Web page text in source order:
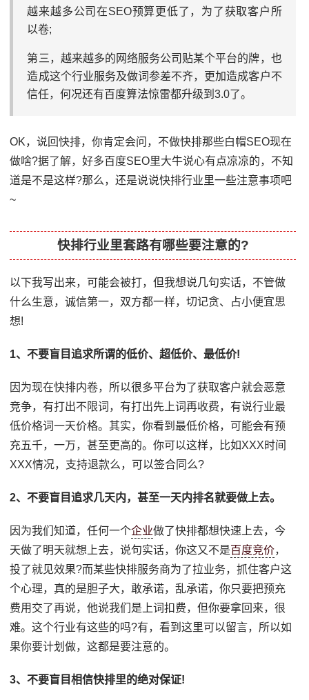
越来越多公司在SEO预算更低了，为了获取客户所
以卷;
第三，越来越多的网络服务公司贴某个平台的牌，也
造成这个行业服务及做词参差不齐，更加造成客户不
信任，何况还有百度算法惊雷都升级到3.0了。
OK，说回快排，你肯定会问，不做快排那些白帽SEO现在
做啥?据了解，好多百度SEO里大牛说心有点凉凉的，不知
道是不是这样?那么，还是说说快排行业里一些注意事项吧
~
快排行业里套路有哪些要注意的?
以下我写出来，可能会被打，但我想说几句实话，不管做
什么生意，诚信第一，双方都一样，切记贪、占小便宜思
想!
1、不要盲目追求所谓的低价、超低价、最低价!
因为现在快排内卷，所以很多平台为了获取客户就会恶意
竞争，有打出不限词，有打出先上词再收费，有说行业最
低价格词一天价格。其实，你看到最低价格，可能会有预
充五千，一万，甚至更高的。你可以这样，比如XXX时间
XXX情况，支持退款么，可以签合同么?
2、不要盲目追求几天内，甚至一天内排名就要做上去。
因为我们知道，任何一个企业做了快排都想快速上去，今
天做了明天就想上去，说句实话，你这又不是百度竞价，
投了就见效果?而某些快排服务商为了拉业务，抓住客户这
个心理，真的是胆子大，敢承诺，乱承诺，你只要把预充
费用交了再说，他说我们是上词扣费，但你要拿回来，很
难。这个行业有这些的吗?有，看到这里可以留言，所以如
果你要计划做，这都是要注意的。
3、不要盲目相信快排里的绝对保证!